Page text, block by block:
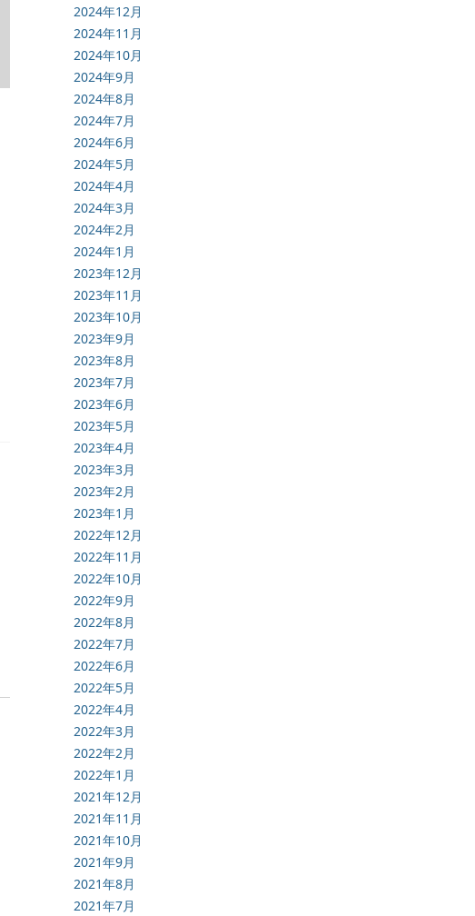
2024年12月
2024年11月
2024年10月
2024年9月
2024年8月
2024年7月
2024年6月
2024年5月
2024年4月
2024年3月
2024年2月
2024年1月
2023年12月
2023年11月
2023年10月
2023年9月
2023年8月
2023年7月
2023年6月
2023年5月
2023年4月
2023年3月
2023年2月
2023年1月
2022年12月
2022年11月
2022年10月
2022年9月
2022年8月
2022年7月
2022年6月
2022年5月
2022年4月
2022年3月
2022年2月
2022年1月
2021年12月
2021年11月
2021年10月
2021年9月
2021年8月
2021年7月